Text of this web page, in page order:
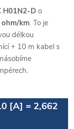
H01N2-Do
ohm/km. To je
délkou
+ 10 m kabel s
[A] = 2,662